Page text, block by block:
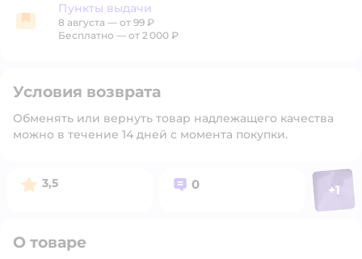
Пункты выдачи
Пункты выдачи
8 августа — от 99 ₽
Бесплатно — от 2 000 ₽
Условия возврата
Обменять или вернуть товар надлежащего качества
можно в течение 14 дней с момента покупки.
Рейтинг:
3,5 Вопросов:
0 Фото
+1
О товаре